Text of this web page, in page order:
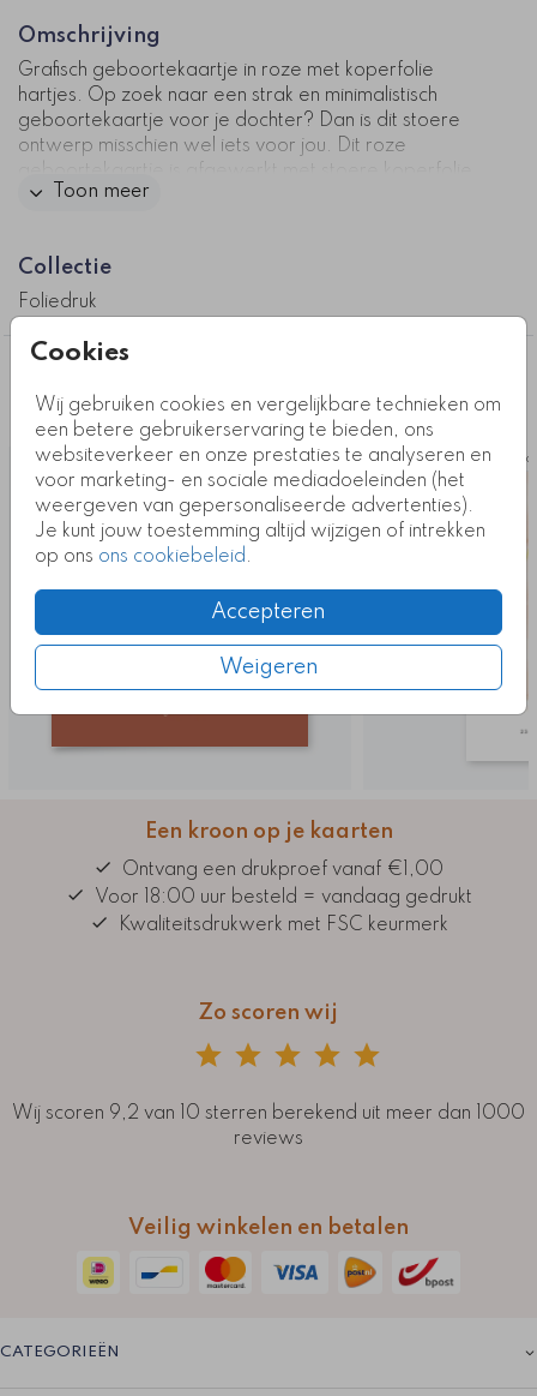
Cookies
Wij gebruiken cookies en vergelijkbare technieken om
een betere gebruikerservaring te bieden, ons
websiteverkeer en onze prestaties te analyseren en
voor marketing- en sociale mediadoeleinden (het
weergeven van gepersonaliseerde advertenties).
Je kunt jouw toestemming altijd wijzigen of intrekken
op ons ons cookiebeleid.
Accepteren
Weigeren
Omschrijving
Grafisch geboortekaartje in roze met koperfolie
hartjes. Op zoek naar een strak en minimalistisch
geboortekaartje voor je dochter? Dan is dit stoere
ontwerp misschien wel iets voor jou. Dit roze
details. In het witte vaantje zie je een koperfolie
lettertypes naar wens aan en bestel een drukproef.
Kaartcode: FD-0675-m
Toon meer
Collectie
Foliedruk
leuk
Kaart
Een kroon op je kaarten
Ontvang een drukproef vanaf €1,00
Voor 18:00 uur besteld = vandaag gedrukt
Kwaliteitsdrukwerk met FSC keurmerk
Zo scoren wij
Wij scoren 9,2 van 10 sterren berekend uit meer dan 1000
reviews
Veilig winkelen en betalen
CATEGORIEËN